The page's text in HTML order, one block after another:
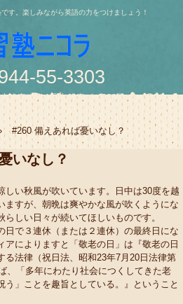
す。楽しみながら英語の力をつけましょう！
55-3303
浄真町114番地 浄真ビル202号
› #260 備えあれば憂いなし？
いなし？
い秋風が吹いています。日中は30度を越
ますが、朝晩は爽やかな風が吹くようにな
らしい日々が続いてほしいものです。
で３連休（または２連休）の最終日にな
アによりますと「敬老の日」は『敬老の日
る法律（祝日法、昭和23年7月20日法律第
、「多年にわたり社会につくしてきた老
う」ことを趣旨としている。』ということ